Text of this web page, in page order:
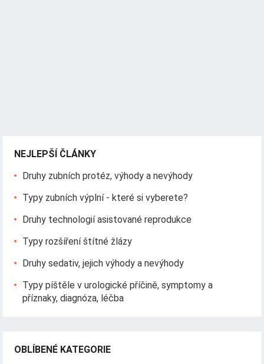
NEJLEPŠÍ ČLÁNKY
Druhy zubních protéz, výhody a nevýhody
Typy zubních výplní - které si vyberete?
Druhy technologií asistované reprodukce
Typy rozšíření štítné žlázy
Druhy sedativ, jejich výhody a nevýhody
Typy píštěle v urologické příčině, symptomy a
příznaky, diagnóza, léčba
OBLÍBENÉ KATEGORIE